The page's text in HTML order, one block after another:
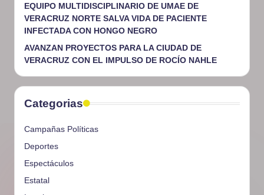
EQUIPO MULTIDISCIPLINARIO DE UMAE DE
VERACRUZ NORTE SALVA VIDA DE PACIENTE
INFECTADA CON HONGO NEGRO
AVANZAN PROYECTOS PARA LA CIUDAD DE
VERACRUZ CON EL IMPULSO DE ROCÍO NAHLE
Categorias
Campañas Políticas
Deportes
Espectáculos
Estatal